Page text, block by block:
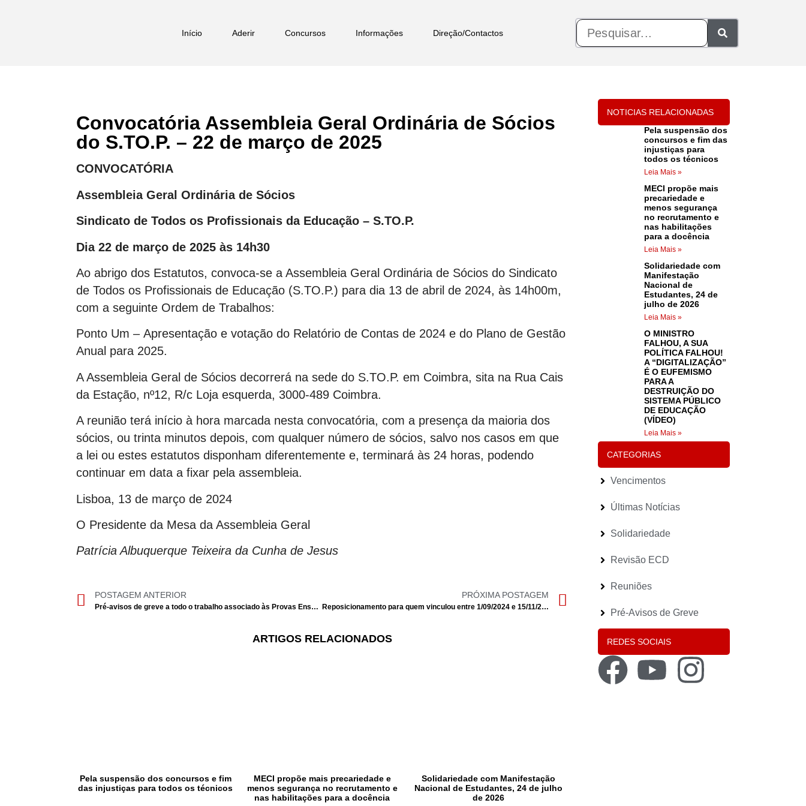
Início Aderir Concursos Informações Direção/Contactos
Convocatória Assembleia Geral Ordinária de Sócios
do S.TO.P. – 22 de março de 2025
CONVOCATÓRIA
Assembleia Geral Ordinária de Sócios
Sindicato de Todos os Profissionais da Educação – S.TO.P.
Dia 22 de março de 2025 às 14h30
Ao abrigo dos Estatutos, convoca-se a Assembleia Geral Ordinária de Sócios do Sindicato
de Todos os Profissionais de Educação (S.TO.P.) para dia 13 de abril de 2024, às 14h00m,
com a seguinte Ordem de Trabalhos:
Ponto Um – Apresentação e votação do Relatório de Contas de 2024 e do Plano de Gestão
Anual para 2025.
A Assembleia Geral de Sócios decorrerá na sede do S.TO.P. em Coimbra, sita na Rua Cais
da Estação, nº12, R/c Loja esquerda, 3000-489 Coimbra.
A reunião terá início à hora marcada nesta convocatória, com a presença da maioria dos
sócios, ou trinta minutos depois, com qualquer número de sócios, salvo nos casos em que
a lei ou estes estatutos disponham diferentemente e, terminará às 24 horas, podendo
continuar em data a fixar pela assembleia.
Lisboa, 13 de março de 2024
O Presidente da Mesa da Assembleia Geral
Patrícia Albuquerque Teixeira da Cunha de Jesus
POSTAGEM ANTERIOR
Pré-avisos de greve a todo o trabalho associado às Provas Ensaio 2025 (início a 10 fevereiro) – para docentes e trabalhadores em funções docentes
PRÓXIMA POSTAGEM
Reposicionamento para quem vinculou entre 1/09/2024 e 15/11/2024 – Procedimentos e Calendarização comunicada pela DGAE
ARTIGOS RELACIONADOS
Pela suspensão dos concursos e fim
das injustiças para todos os técnicos
MECI propõe mais precariedade e
menos segurança no recrutamento e
nas habilitações para a docência
Solidariedade com Manifestação
Nacional de Estudantes, 24 de julho
de 2026
NOTICIAS RELACIONADAS
Pela suspensão dos
concursos e fim das
injustiças para
todos os técnicos
Leia Mais »
MECI propõe mais
precariedade e
menos segurança
no recrutamento e
nas habilitações
para a docência
Leia Mais »
Solidariedade com
Manifestação
Nacional de
Estudantes, 24 de
julho de 2026
Leia Mais »
O MINISTRO
FALHOU, A SUA
POLÍTICA FALHOU!
A “DIGITALIZAÇÃO”
É O EUFEMISMO
PARA A
DESTRUIÇÃO DO
SISTEMA PÚBLICO
DE EDUCAÇÃO
(VÍDEO)
Leia Mais »
CATEGORIAS
Vencimentos
Últimas Notícias
Solidariedade
Revisão ECD
Reuniões
Pré-Avisos de Greve
REDES SOCIAIS